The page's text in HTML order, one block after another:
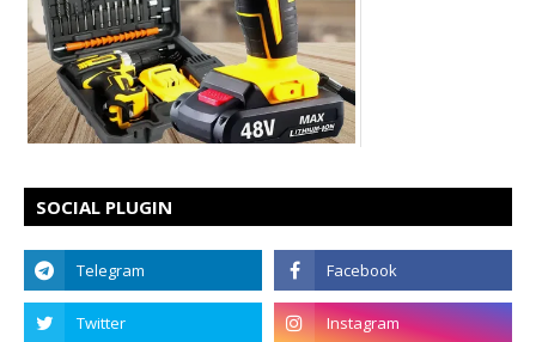
SOCIAL PLUGIN